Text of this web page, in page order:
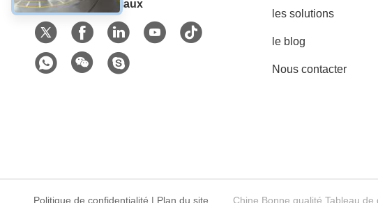
Les réseaux sociaux
les solutions
le blog
Nous contacter
Politique de confidentialité | Plan du site Chine Bonne qualité Tableau